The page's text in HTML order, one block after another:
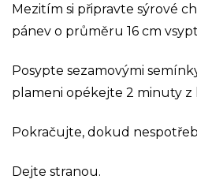
Mezitím si připravte sýrové
pánev o průměru 16 cm
Posypte sezamovými
plameni opékejte 2 minuty z
Pokračujte, dokud
Dejte stranou.